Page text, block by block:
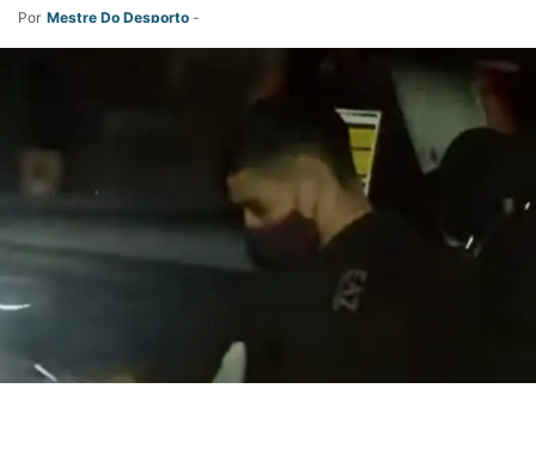
Por Mestre Do Desporto -